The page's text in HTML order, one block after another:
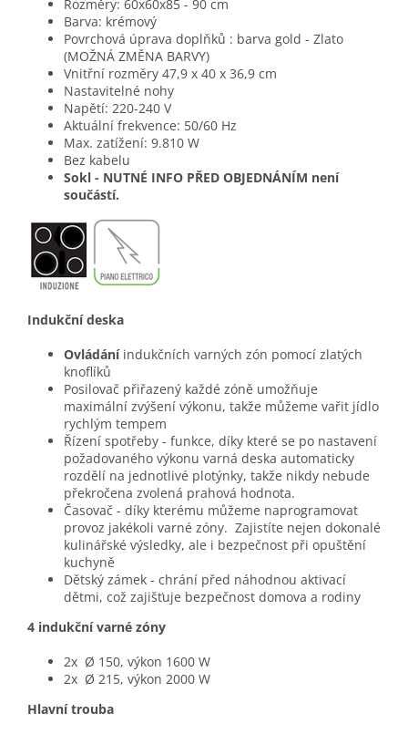
Rozměry: 60x60x85 - 90 cm
Barva: krémový
Povrchová úprava doplňků : barva gold - Zlato
(MOŽNÁ ZMĚNA BARVY)
Vnitřní rozměry 47,9 x 40 x 36,9 cm
Nastavitelné nohy
Napětí: 220-240 V
Aktuální frekvence: 50/60 Hz
Max. zatížení: 9.810 W
Bez kabelu
Sokl - NUTNÉ INFO PŘED OBJEDNÁNÍM není
součástí.
Indukční deska
Ovládáníindukčních varných zón pomocí zlatých
knoflíků
Posilovač přiřazený každé zóně umožňuje
maximální zvýšení výkonu, takže můžeme vařit jídlo
rychlým tempem
Řízení spotřeby - funkce, díky které se po nastavení
požadovaného výkonu varná deska automaticky
rozdělí na jednotlivé plotýnky, takže nikdy nebude
překročena zvolená prahová hodnota.
Časovač - díky kterému můžeme naprogramovat
provoz jakékoli varné zóny. Zajistíte nejen dokonalé
kulinářské výsledky, ale i bezpečnost při opuštění
kuchyně
Dětský zámek - chrání před náhodnou aktivací
dětmi, což zajišťuje bezpečnost domova a rodiny
4 indukční varné zóny
2x Ø 150, výkon 1600 W
2x Ø 215, výkon 2000 W
Hlavní trouba